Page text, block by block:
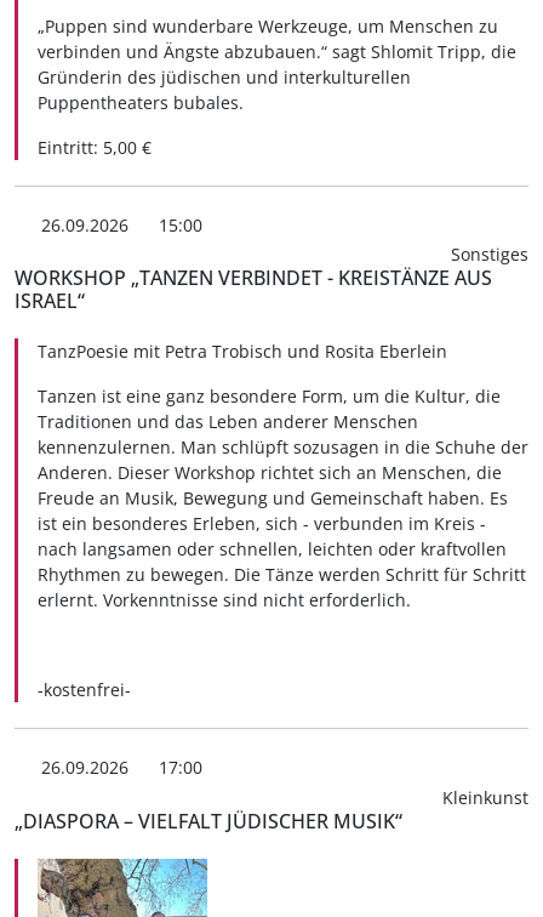
„Puppen sind wunderbare Werkzeuge, um Menschen zu
verbinden und Ängste abzubauen.“ sagt Shlomit Tripp, die
Gründerin des jüdischen und interkulturellen
Puppentheaters bubales.
Eintritt: 5,00 €
26.09.2026
15:00
Sonstiges
WORKSHOP „TANZEN VERBINDET - KREISTÄNZE AUS
ISRAEL“
TanzPoesie mit Petra Trobisch und Rosita Eberlein
Tanzen ist eine ganz besondere Form, um die Kultur, die
Traditionen und das Leben anderer Menschen
kennenzulernen. Man schlüpft sozusagen in die Schuhe der
Anderen. Dieser Workshop richtet sich an Menschen, die
Freude an Musik, Bewegung und Gemeinschaft haben. Es
ist ein besonderes Erleben, sich - verbunden im Kreis -
nach langsamen oder schnellen, leichten oder kraftvollen
Rhythmen zu bewegen. Die Tänze werden Schritt für Schritt
erlernt. Vorkenntnisse sind nicht erforderlich.
-kostenfrei-
26.09.2026
17:00
Kleinkunst
„DIASPORA – VIELFALT JÜDISCHER MUSIK“